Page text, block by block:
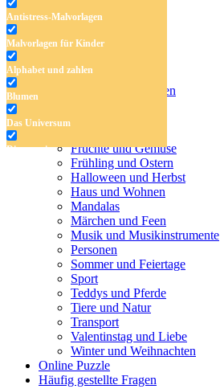
Antistress-Malvorlagen
Malvorlagen für Kinder
Alphabet und zahlen
Blumen
Das Universum
Dinosaurier
Früchte und Gemüse
Frühling und Ostern
Halloween und Herbst
Haus und Wohnen
Märchen und Feen
Musik und Musikinstrumente
Personen
Malvorlagen für Kinder
Alphabet und zahlen
Früchte und Gemüse
Frühling und Ostern
Halloween und Herbst
Haus und Wohnen
Mandalas
Märchen und Feen
Musik und Musikinstrumente
Personen
Sommer und Feiertage
Sport
Teddys und Pferde
Tiere und Natur
Transport
Valentinstag und Liebe
Winter und Weihnachten
Online Puzzle
Häufig gestellte Fragen